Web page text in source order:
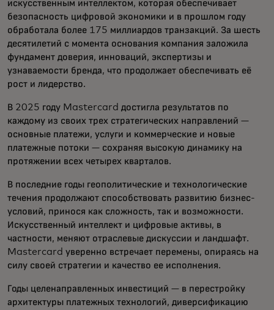
искусственным интеллектом, которая обеспечивает
безопасность цифровой экономики и в прошлом году
обработала более 175 миллиардов транзакций. За шесть
десятилетий с момента основания компания заложила
фундамент доверия, инноваций, экспертизы и
узнаваемости бренда, что продолжает обеспечивать её
рост и лидерство.
В 2025 году Mastercard достигла результатов по
каждому из своих трех стратегических направлений —
основные платежи, услуги и коммерческие и новые
платежные потоки — сохраняя высокую динамику на
протяжении всех четырех кварталов.
В последние годы геополитические и технологические
течения продолжают способствовать развитию бизнес-
условий, принося как сложность, так и возможности.
Искусственный интеллект и цифровые активы, в
частности, меняют отраслевые дискуссии и ландшафт.
Mastercard уверенно встречает перемены, опираясь на
силу своей стратегии и качество ее исполнения.
Годы целенаправленных инвестиций — в перестройку
архитектуры платежных технологий, диверсификацию